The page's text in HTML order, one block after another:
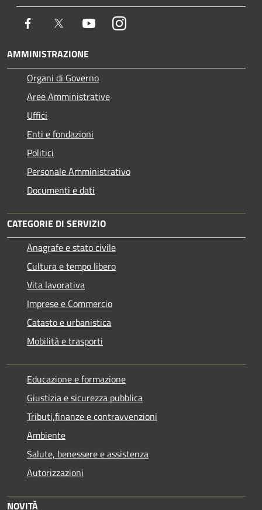
Facebook Twitter YoutubeInstagram
AMMINISTRAZIONE
Organi di Governo
Aree Amministrative
Uffici
Enti e fondazioni
Politici
Personale Amministrativo
Documenti e dati
CATEGORIE DI SERVIZIO
Anagrafe e stato civile
Cultura e tempo libero
Vita lavorativa
Imprese e Commercio
Catasto e urbanistica
Mobilità e trasporti
Educazione e formazione
Giustizia e sicurezza pubblica
Tributi,finanze e contravvenzioni
Ambiente
Salute, benessere e assistenza
Autorizzazioni
NOVITÀ